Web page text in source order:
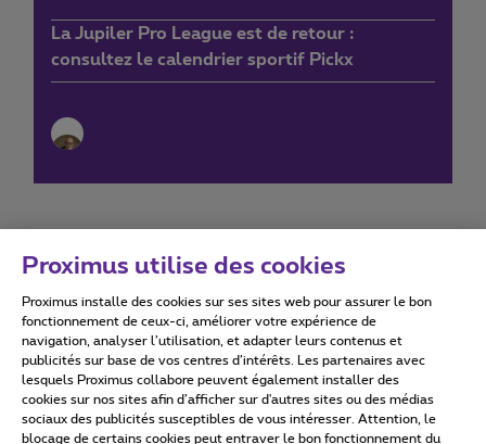
La Jupiler Pro League est de retour :
consultez le calendrier sportif Pickx
Conditions d'utilisation Accessibility statement
Tous droits réservés. © 2026 Proximus
Proximus utilise des cookies
Proximus installe des cookies sur ses sites web pour assurer le bon
fonctionnement de ceux-ci, améliorer votre expérience de
navigation, analyser l’utilisation, et adapter leurs contenus et
publicités sur base de vos centres d’intérêts. Les partenaires avec
lesquels Proximus collabore peuvent également installer des
cookies sur nos sites afin d’afficher sur d'autres sites ou des médias
sociaux des publicités susceptibles de vous intéresser. Attention, le
blocage de certains cookies peut entraver le bon fonctionnement du